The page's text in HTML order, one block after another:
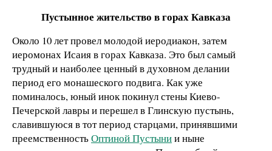
Пустынное жительство в горах Кавказа
Около 10 лет провел молодой иеродиакон, затем
иеромонах Исаия в горах Кавказа. Это был самый
трудный и наиболее ценный в духовном делании
период его монашеского подвига. Как уже
поминалось, юный инок покинул стены Киево-
Печерской лавры и перешел в Глинскую пустынь,
славившуюся в тот период старцами, принявшими
преемственностьОптиной Пустынии ныне